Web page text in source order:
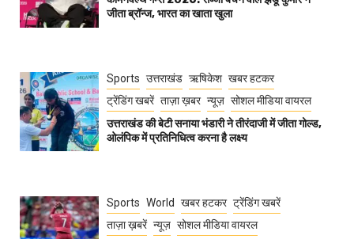
जीता ब्रॉन्ज, भारत का खाता खुला
Sports उत्तराखंड ऋषिकेश खबर हटकर
ट्रेंडिंग खबरें ताज़ा ख़बर न्यूज़ सोशल मीडिया वायरल
उत्तराखंड की बेटी सनाया भंडारी ने तीरंदाजी में जीता गोल्ड,
ओलंपिक में प्रतिनिधित्व करना है लक्ष्य
Sports World खबर हटकर ट्रेंडिंग खबरें
ताज़ा ख़बरें न्यूज़ सोशल मीडिया वायरल